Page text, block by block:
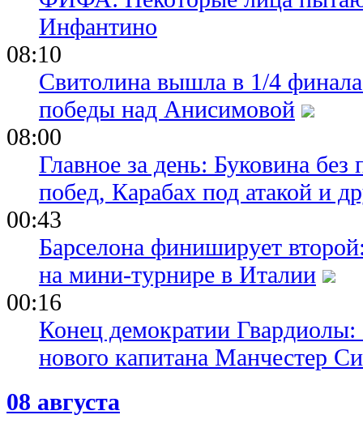
Инфантино
08:10
Свитолина вышла в 1/4
победы над Анисимовой
08:00
Главное за день: Буковина
побед, Карабах под атакой и
00:43
Барселона финиширует
на мини-турнире в Италии
00:16
Конец демократии
нового капитана Манчестер
08 августа